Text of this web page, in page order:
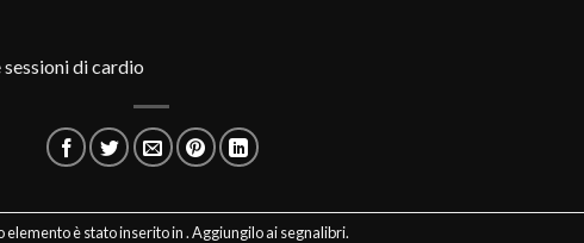
di cardio
elemento è stato inserito in . Aggiungilo aisegnalibri.